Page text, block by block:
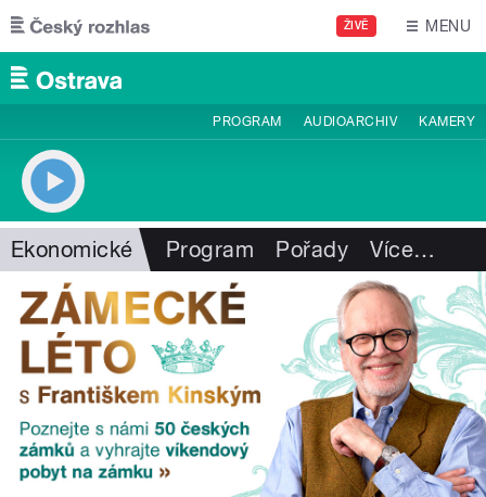
Přejít k hlavnímu obsahu
ŽIVĚ MENU
PROGRAM AUDIOARCHIV KAMERY
Ekonomické Program Pořady Více…